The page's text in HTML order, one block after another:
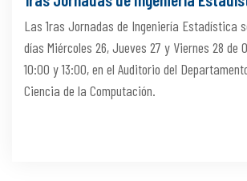
Las 1ras Jornadas de Ingeniería Estadística
días Miércoles 26, Jueves 27 y Viernes 28 de
10:00 y 13:00, en el Auditorio del
Ciencia de la Computación.